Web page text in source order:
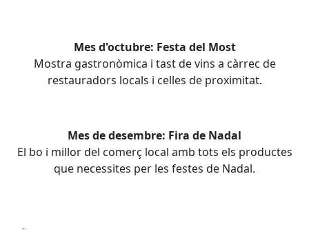
Mes d'octubre: Festa del Most
Mostra gastronòmica i tast de vins a càrrec de
restauradors locals i celles de proximitat.
Mes de desembre: Fira de Nadal
El bo i millor del comerç local amb tots els productes
que necessites per les festes de Nadal.